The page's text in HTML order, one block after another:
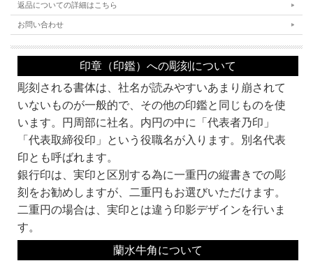
この法人用印鑑セットは、ビジネスに必須の
エクセルで作ったメールをPDFにしてメールで送付。なんて当たり前。そんな時に
必須の印影画像をプレゼント。
こんな特典は、当店だけ!!
今すぐ、京都光林堂で!!
※角印のみの提供となります。
書体・彫刻するお名前などをご記入の上、カートに入れてお買い上げの手続きをお
願いします。
なお、カートに入れただけではお買い上げにはなりませんので、ご安心ください。
■カートへの入力の方法について■
・書体ならびに用途とデザインをお選びください。
・彫刻文字 社名欄に彫刻する社名をお入れください。（例：株式会社京都光林
・彫刻文字 内文欄に役職名をお入れください。実印と銀行印で変更する事が可能
です。（例：代表取締役之印）
返品についての詳細はこちら
お問い合わせ
印章（印鑑）への彫刻について
彫刻される書体は、社名が読みやすいあまり崩されて
いないものが一般的で、その他の印鑑と同じものを使
います。円周部に社名。内円の中に「代表者乃印」
「代表取締役印」という役職名が入ります。別名代表
印とも呼ばれます。
銀行印は、実印と区別する為に一重円の縦書きでの彫
刻をお勧めしますが、二重円もお選びいただけます。
二重円の場合は、実印とは違う印影デザインを行いま
す。
蘭水牛角について